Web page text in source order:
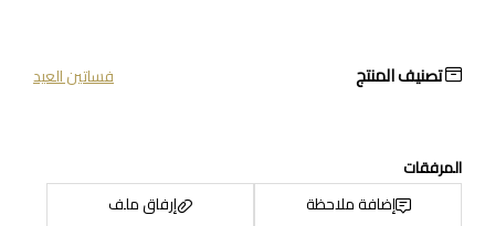
تصنيف المنتج فساتين العيد
المرفقات
إضافة ملاحظة
إرفاق ملف